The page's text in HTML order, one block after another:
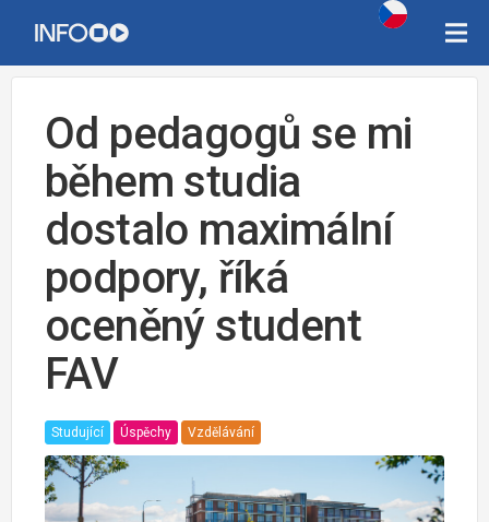
Od pedagogů se mi
během studia
dostalo maximální
podpory, říká
oceněný student
FAV
Studující Úspěchy Vzdělávání